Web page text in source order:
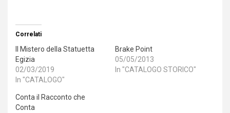
Correlati
Il Mistero della Statuetta
Egizia
02/03/2019
In "CATALOGO"
Brake Point
05/05/2013
In "CATALOGO STORICO"
Conta il Racconto che
Conta